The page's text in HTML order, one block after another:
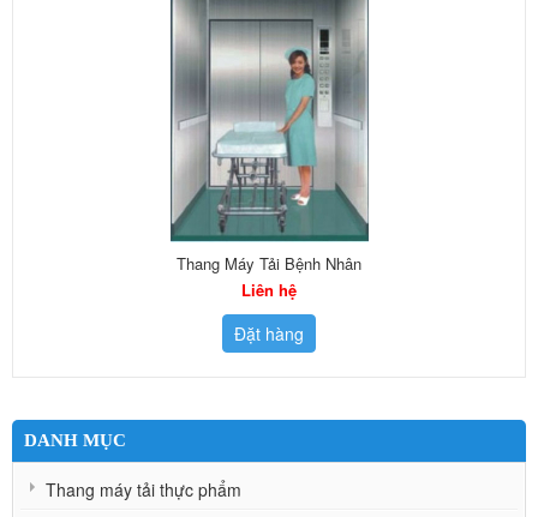
Thang Máy Tải Bệnh Nhân
Liên hệ
Đặt hàng
DANH MỤC
Thang máy tải thực phẩm